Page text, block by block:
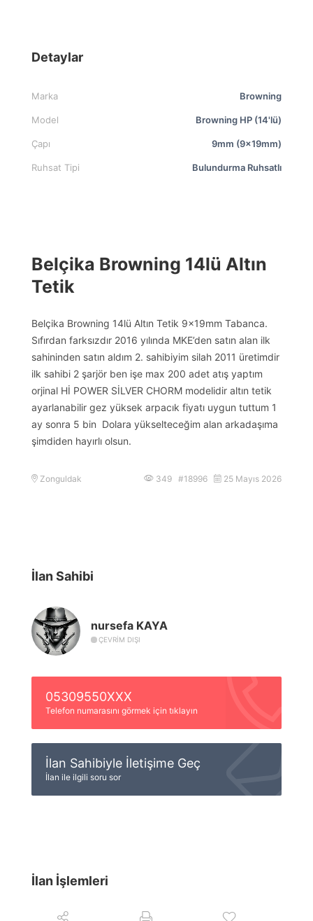
Detaylar
Marka Browning
Model Browning HP (14'lü)
Çapı 9mm (9x19mm)
Ruhsat Tipi Bulundurma Ruhsatlı
Belçika Browning 14lü Altın
Tetik
Belçika Browning 14lü Altın Tetik 9x19mm Tabanca.
Sıfırdan farksızdır 2016 yılında MKE’den satın alan ilk
sahininden satın aldım 2. sahibiyim silah 2011 üretimdir
ilk sahibi 2 şarjör ben işe max 200 adet atış yaptım
orjinal Hİ POWER SİLVER CHORM modelidir altın tetik
ayarlanabilir gez yüksek arpacık fiyatı uygun tuttum 1
ay sonra 5 bin Dolara yükselteceğim alan arkadaşıma
şimdiden hayırlı olsun.
Zonguldak 349 #18996 25 Mayıs 2026
İlan Sahibi
nursefa KAYA
ÇEVRIM DIŞI
05309550XXX
Telefon numarasını görmek için tıklayın
İlan Sahibiyle İletişime Geç
İlan ile ilgili soru sor
İlan İşlemleri